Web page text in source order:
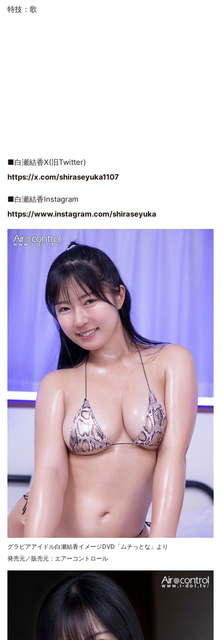
特技：歌
■白瀬結香X(旧Twitter)
https://x.com/shiraseyuka1107
■白瀬結香Instagram
https://www.instagram.com/shiraseyuka
グラビアアイドル白瀬結香イメージDVD「ムチっとな」より
発売元／販売元：エアーコントロール